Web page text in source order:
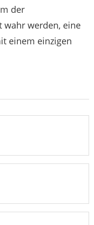
der
wahr werden, eine
einem einzigen